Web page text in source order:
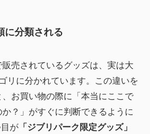
に分類される
売されているグッズは、実は大
リに分かれています。この違いを
お買い物の際に「本当にここで
か？」がすぐに判断できるように
が「ジブリパーク限定グッズ」